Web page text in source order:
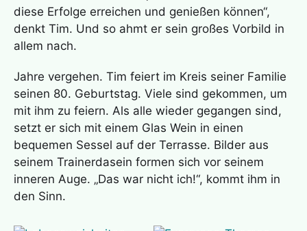
diese Erfolge erreichen und genießen können“,
denkt Tim. Und so ahmt er sein großes Vorbild in
allem nach.
Jahre vergehen. Tim feiert im Kreis seiner Familie
seinen 80. Geburtstag. Viele sind gekommen, um
mit ihm zu feiern. Als alle wieder gegangen sind,
setzt er sich mit einem Glas Wein in einen
bequemen Sessel auf der Terrasse. Bilder aus
seinem Trainerdasein formen sich vor seinem
inneren Auge. „Das war nicht ich!“, kommt ihm in
den Sinn.